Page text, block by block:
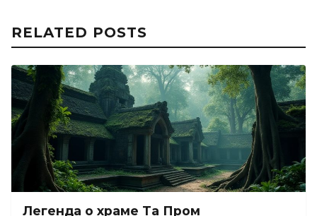
RELATED POSTS
Легенда о храме Та Пром